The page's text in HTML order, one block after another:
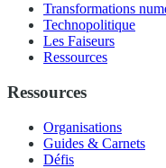
Transformations
Technopolitique
Les Faiseurs
Ressources
Ressources
Organisations
Guides & Carnets
Défis